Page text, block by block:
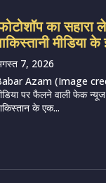
का
मीडिया
7, 2026
Azam (Image
पर फैलने वाली फेक
के एक...